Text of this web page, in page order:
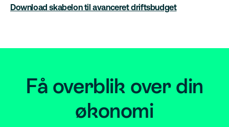
Download skabelon til avanceret driftsbudget
Få overblik over din
økonomi